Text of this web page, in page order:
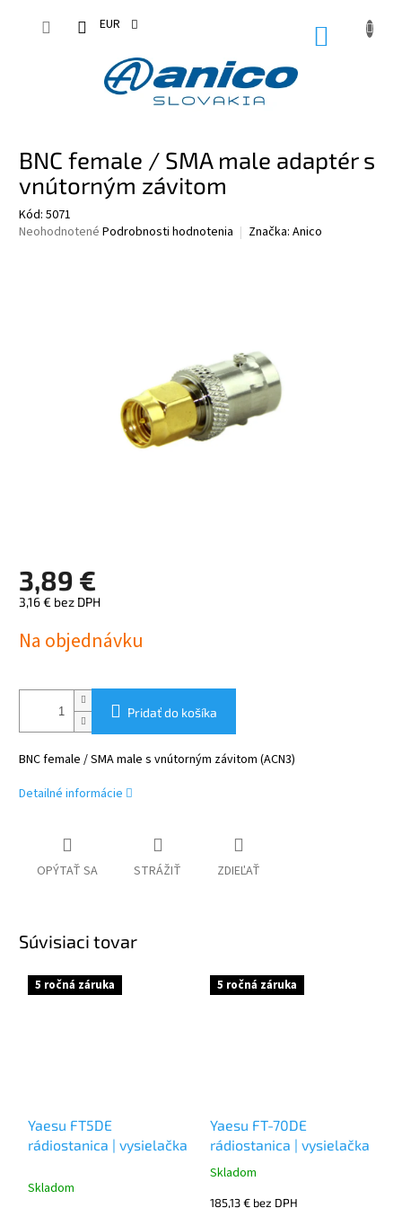
EUR
BNC female / SMA male adaptér s
vnútorným závitom
Kód: 5071
Priemerné
Neohodnotené Podrobnosti hodnotenia Značka: Anico
3,89 €
3,16 € bez DPH
cena:
Na objednávku
Pridať do košíka
BNC female / SMA male s vnútorným závitom (ACN3)
Detailné informácie
OPÝTAŤ SA STRÁŽIŤ ZDIEĽAŤ
Súvisiaci tovar
5 ročná záruka
Yaesu FT5DE
rádiostanica | vysielačka
Skladom
5 ročná záruka
Yaesu FT-70DE
rádiostanica | vysielačka
Priemerné
Skladom
185,13 € bez DPH